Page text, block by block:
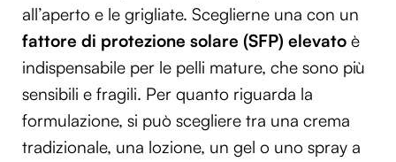
all’aperto e le grigliate. Sceglierne una con un
fattore di protezione solare (SFP) elevato è
indispensabile per le pelli mature, che sono più
sensibili e fragili. Per quanto riguarda la
formulazione, si può scegliere tra una crema
tradizionale, una lozione, un gel o uno spray a